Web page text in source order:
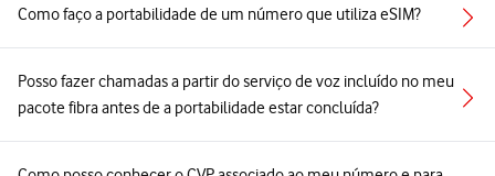
Como faço a portabilidade de um número que utiliza eSIM?
Posso fazer chamadas a partir do serviço de voz incluído no meu
pacote fibra antes de a portabilidade estar concluída?